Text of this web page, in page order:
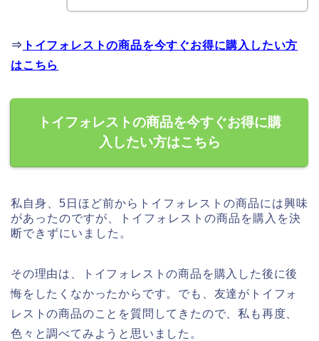
⇒ トイフォレストの商品を今すぐお得に購入したい方
はこちら
トイフォレストの商品を今すぐお得に購
入したい方はこちら
私自身、5日ほど前からトイフォレストの商品には興味
があったのですが、トイフォレストの商品を購入を決
断できずにいました。
その理由は、トイフォレストの商品を購入した後に後
悔をしたくなかったからです。でも、友達がトイフォ
レストの商品のことを質問してきたので、私も再度、
色々と調べてみようと思いました。